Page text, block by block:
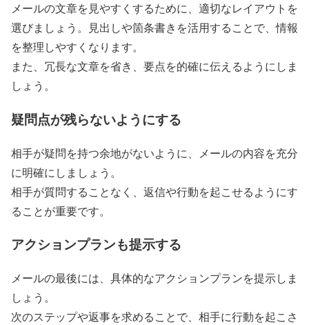
メールの文章を見やすくするために、適切なレイアウトを
選びましょう。見出しや箇条書きを活用することで、情報
を整理しやすくなります。
また、冗長な文章を省き、要点を的確に伝えるようにしま
しょう。
疑問点が残らないようにする
相手が疑問を持つ余地がないように、メールの内容を充分
に明確にしましょう。
相手が質問することなく、返信や行動を起こせるようにす
ることが重要です。
アクションプランも提示する
メールの最後には、具体的なアクションプランを提示しま
しょう。
次のステップや返事を求めることで、相手に行動を起こさ